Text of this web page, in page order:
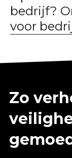
Beveiliging
Over
Ons verhaal
bedrijf?
voor
Zo